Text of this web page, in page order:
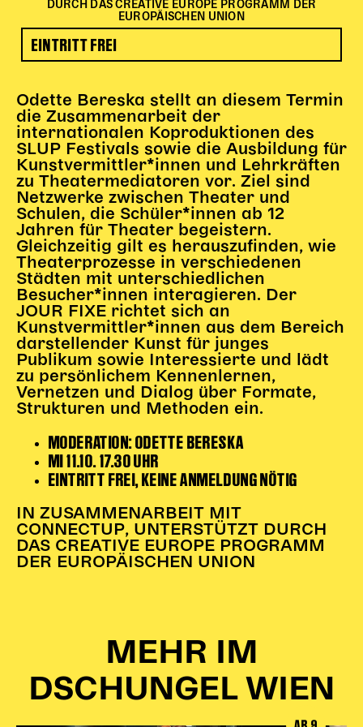
Begleitmaterial
Probenklasse
Theaterklasse
Vorstellungen für pädagogische Institutionen
Angebote für Pädagog*innen
PädagogikClub
Sommerfest
Open House
Newsletter für pädagogische Institutionen
DIGITALE BÜHNE
Gl!tch4
Wem gehört die Bühne?
House of Hybrid Rebels
HAUS
Unser Blog
Team
Künstler*innen 2025/26
Partner*innen
20 Jahre Dschungel Wien
DURCH DAS CREATIVE EUROPE PROGRAMM DER
EUROPÄISCHEN UNION
EINTRITT FREI
Odette Bereska stellt an diesem Termin
die Zusammenarbeit der
internationalen Koproduktionen des
SLUP Festivals sowie die Ausbildung für
Kunstvermittler*innen und Lehrkräften
zu Theatermediatoren vor. Ziel sind
Netzwerke zwischen Theater und
Schulen, die Schüler*innen ab 12
Jahren für Theater begeistern.
Gleichzeitig gilt es herauszufinden, wie
Theaterprozesse in verschiedenen
Städten mit unterschiedlichen
Besucher*innen interagieren. Der
JOUR FIXE richtet sich an
Kunstvermittler*innen aus dem Bereich
darstellender Kunst für junges
Publikum sowie Interessierte und lädt
zu persönlichem Kennenlernen,
Vernetzen und Dialog über Formate,
Strukturen und Methoden ein.
MODERATION: ODETTE BERESKA
MI 11.10. 17.30 UHR
EINTRITT FREI, KEINE ANMELDUNG NÖTIG
IN ZUSAMMENARBEIT MIT
CONNECTUP, UNTERSTÜTZT DURCH
DAS CREATIVE EUROPE PROGRAMM
DER EUROPÄISCHEN UNION
MEHR IM
DSCHUNGEL WIEN